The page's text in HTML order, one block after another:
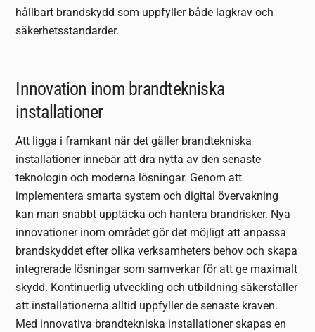
hållbart brandskydd som uppfyller både lagkrav och
säkerhetsstandarder.
Innovation inom brandtekniska
installationer
Att ligga i framkant när det gäller brandtekniska
installationer innebär att dra nytta av den senaste
teknologin och moderna lösningar. Genom att
implementera smarta system och digital övervakning
kan man snabbt upptäcka och hantera brandrisker. Nya
innovationer inom området gör det möjligt att anpassa
brandskyddet efter olika verksamheters behov och skapa
integrerade lösningar som samverkar för att ge maximalt
skydd. Kontinuerlig utveckling och utbildning säkerställer
att installationerna alltid uppfyller de senaste kraven.
Med innovativa brandtekniska installationer skapas en